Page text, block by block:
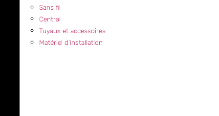
Sans fil
Central
Tuyaux et accessoires
Matériel d’installation